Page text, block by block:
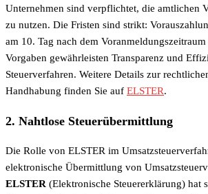
Unternehmen sind verpflichtet, die amtlichen
zu nutzen. Die Fristen sind strikt:
am 10. Tag nach dem
Vorgaben gewährleisten Transparenz und
Steuerverfahren. Weitere Details zur
Handhabung finden Sie auf ELSTER.
2. Nahtlose Steuerübermittlung
Die Rolle von ELSTER im
elektronische Übermittlung von
ELSTER (Elektronische Steuererklärung) hat